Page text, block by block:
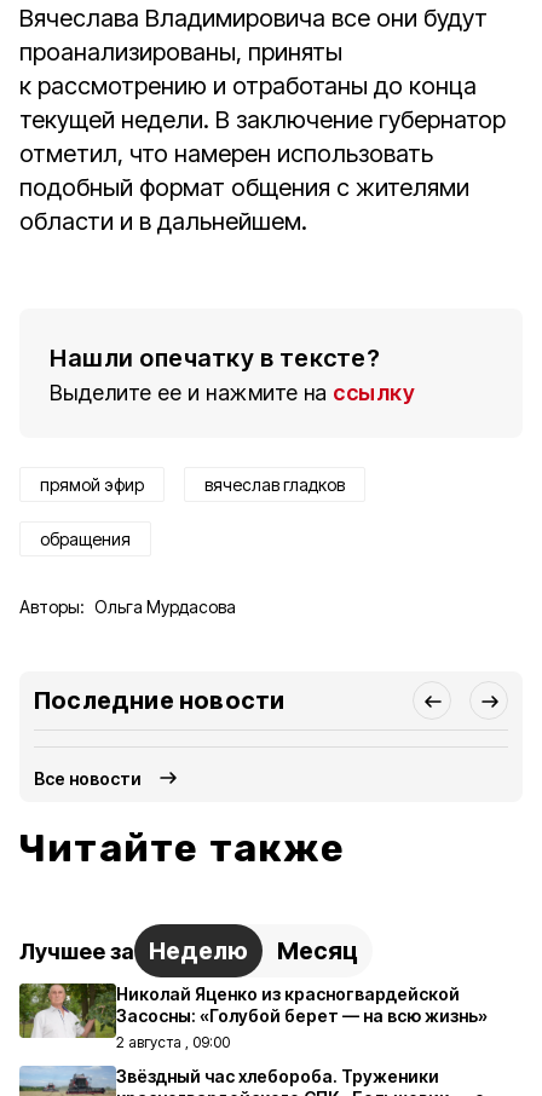
Вячеслава Владимировича все они будут
проанализированы, приняты
к рассмотрению и отработаны до конца
текущей недели. В заключение губернатор
отметил, что намерен использовать
подобный формат общения с жителями
области и в дальнейшем.
Нашли опечатку в тексте?
Выделите ее и нажмите на ссылку
прямой эфир вячеслав гладков
обращения
Авторы: Ольга Мурдасова
Последние новости
Все новости
Читайте также
Лучшее за Неделю Месяц
Николай Яценко из красногвардейской
Засосны: «Голубой берет — на всю жизнь»
2 августа , 09:00
Звёздный час хлебороба. Труженики